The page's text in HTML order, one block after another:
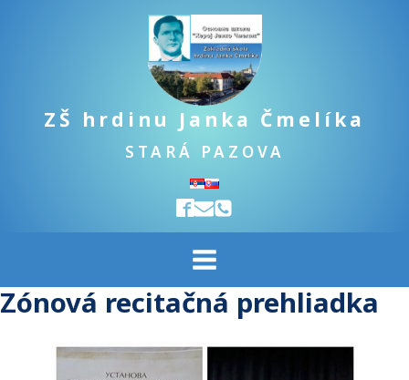
ZŠ hrdinu Janka Čmelíka
STARÁ PAZOVA
Zónová recitačná prehliadka